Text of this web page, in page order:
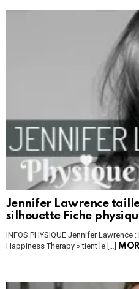
Jennifer Lawrence
silhouette Fiche
INFOS PHYSIQUE Jennifer Lawrence
Happiness Therapy » tient le […]